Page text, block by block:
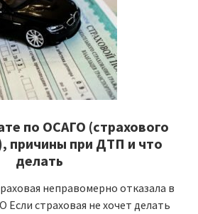
по ОСАГО (страхового
причины при ДТП и что
делать
неправомерно отказала в
Если страховая не хочет делать